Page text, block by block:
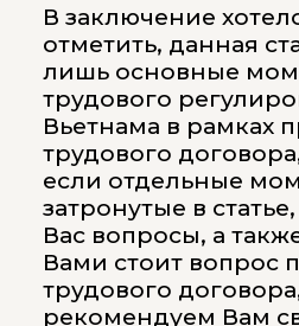
В заключение
отметить, данная
лишь основные
трудового
Вьетнама в рамках
трудового
если отдельные
затронутые в
Вас вопросы, а
Вами стоит вопрос
трудового
рекомендуем Вам